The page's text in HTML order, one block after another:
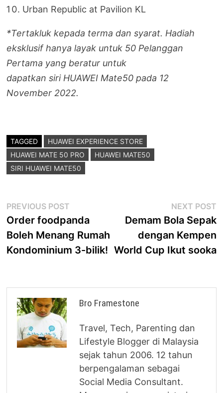
Urban Republic at Pavilion KL
*Tertakluk kepada terma dan syarat. Hadiah
eksklusif hanya layak untuk 50 Pelanggan
Pertama yang beratur untuk
dapatkan siri HUAWEI Mate50 pada 12
November 2022.
TAGGED
HUAWEI EXPERIENCE STORE
HUAWEI MATE 50 PRO
HUAWEI MATE50
SIRI HUAWEI MATE50
Post
navigation
PREVIOUS POST
post:
Order foodpanda
Boleh Menang Rumah
Kondominium 3-bilik!
NEXT POST
Demam Bola Sepak
dengan Kempen
World Cup Ikut sooka
Bro Framestone
Travel, Tech, Parenting dan
Lifestyle Blogger di Malaysia
sejak tahun 2006. 12 tahun
berpengalaman sebagai
Social Media Consultant.